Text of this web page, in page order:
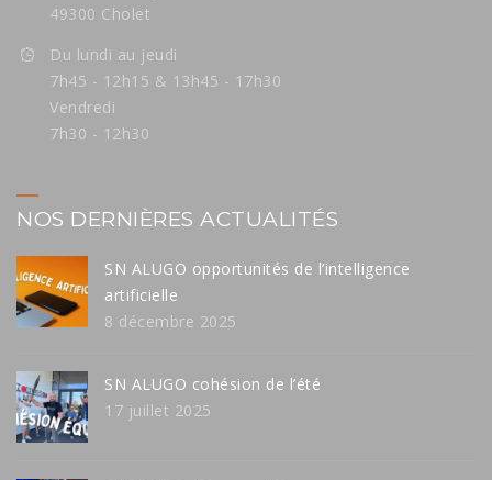
49300 Cholet
Du lundi au jeudi
7h45 - 12h15 & 13h45 - 17h30
Vendredi
7h30 - 12h30
NOS DERNIÈRES ACTUALITÉS
SN ALUGO opportunités de l’intelligence
artificielle
8 décembre 2025
SN ALUGO cohésion de l’été
17 juillet 2025